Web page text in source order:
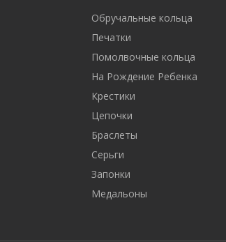
Обручальные кольца
Печатки
Помолвочные кольца
На Рождение Ребенка
Крестики
Цепочки
Браслеты
Серьги
Запонки
Медальоны